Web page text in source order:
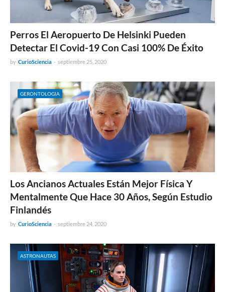
Perros El Aeropuerto De Helsinki Pueden
Detectar El Covid-19 Con Casi 100% De Éxito
by CurioSciencia - septiembre 25, 2020
GERONTOLOGIA
Los Ancianos Actuales Están Mejor Física Y
Mentalmente Que Hace 30 Años, Según Estudio
Finlandés
by CurioSciencia - septiembre 24, 2020
ASTRONAUTAS